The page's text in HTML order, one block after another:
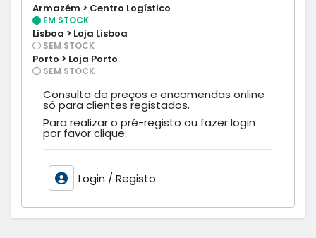
Armazém > Centro Logístico
EM STOCK
Lisboa > Loja Lisboa
SEM STOCK
Porto > Loja Porto
SEM STOCK
Consulta de preços e encomendas online
só para clientes registados.
Para realizar o pré-registo ou fazer login
por favor clique:
Login / Registo